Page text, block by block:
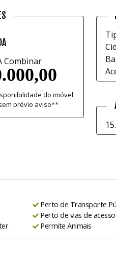
Combinar
do imóvel
prévio aviso**
Perto de Transporte
Perto de vias de acesso
Permite Animais